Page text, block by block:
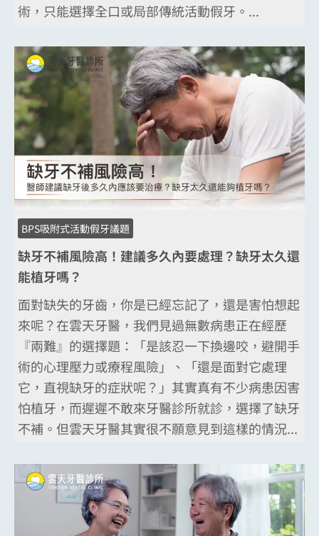
術，只能選擇全口或局部傳統活動假牙。...
BPS吸附式活動假牙議題
缺牙不補風險高！建議多久內要處理？缺牙太久還
能植牙嗎？
面對缺失的牙齒，你是已經忘記了，還是害怕想起
來呢？在雲天牙醫，我們見過無數病患正在經歷
『兩難』的選擇題：「是該忍一下換邊咬，避開手
術的心理壓力或療程風險」、「還是面對它處理
它，直視缺牙的症狀呢？」其實真有不少病患因害
怕植牙，而遲遲不敢來牙醫診所就診，選擇了缺牙
不補。但雲天牙醫其實很不願意見到這樣的情況...